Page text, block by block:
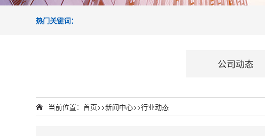
热门关键词：
公司动态
当前位置： 首页>>新闻中心>>行业动态